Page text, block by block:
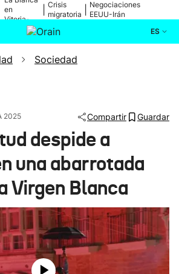
en
Vitoria-
Gasteiz
Crisis
migratoria
Negociaciones
EEUU-Irán
ES
Actualidad
Ikusmiran
Eguraldia
Sociedad
2025 Compartir Guardar
despide a
una abarrotada
Virgen Blanca